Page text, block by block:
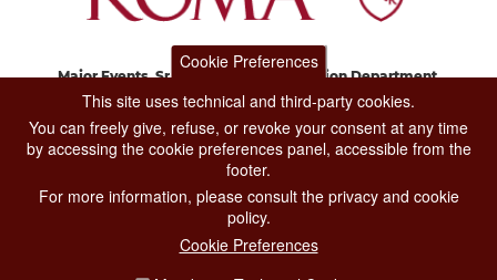
Major Events, Sport, Tourism and Fashion Department.
Via di San Basilio, 51
CONTACT CENTER TEL. 06 06 08
CONTATTA LA REDAZIONE
Cookie Preferences
This site uses technical and third-party cookies.
You can freely give, refuse, or revoke your consent at any time
by accessing the cookie preferences panel, accessible from the
footer.
For more information, please consult the privacy and cookie
policy.
Cookie Preferences